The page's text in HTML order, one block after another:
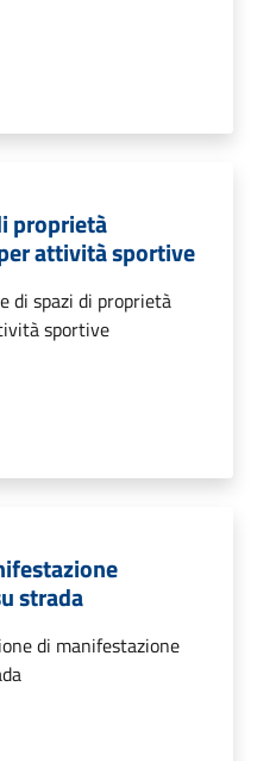
proprietà
attività sportive
di spazi di proprietà
sportive
strada
di manifestazione